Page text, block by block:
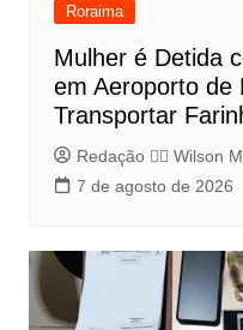
Roraima
Mulher é Detida
em Aeroporto de
Transportar
Redação 👨‍⚖️​ Wilson
7 de agosto de 2026